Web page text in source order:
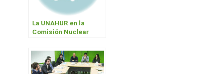
La UNAHUR en la
Comisión Nuclear
ADIMRA